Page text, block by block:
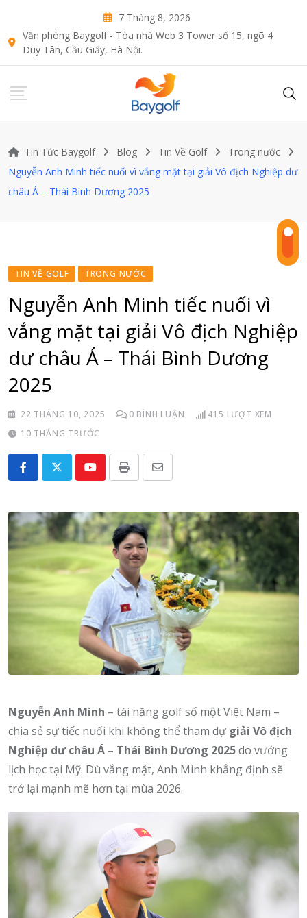
content
7 Tháng 8, 2026
Văn phòng Baygolf - Tòa nhà Web 3 Tower số 15, ngõ 4
Duy Tân, Cầu Giấy, Hà Nội.
Tin Tức Baygolf Blog Tin Về Golf
Trong nước
Nguyễn Anh Minh tiếc nuối vì vắng mặt tại giải Vô địch Nghiệp dư
châu Á – Thái Bình Dương 2025
TIN VỀ GOLF TRONG NƯỚC
Nguyễn Anh Minh tiếc nuối vì
vắng mặt tại giải Vô địch Nghiệp
dư châu Á – Thái Bình Dương
2025
22 THÁNG 10, 2025 0 BÌNH LUẬN 415 LƯỢT XEM
10 THÁNG TRƯỚC
YoutubePrint
Share
Email
Nguyễn Anh Minh – tài năng golf số một Việt Nam –
chia sẻ sự tiếc nuối khi không thể tham dự giải Vô địch
Nghiệp dư châu Á – Thái Bình Dương 2025do vướng
lịch học tại Mỹ. Dù vắng mặt, Anh Minh khẳng định sẽ
trở lại mạnh mẽ hơn tại mùa 2026.